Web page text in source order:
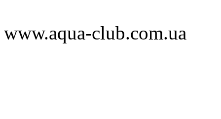
www.aqua-club.com.ua